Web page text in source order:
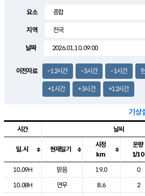
2.7m/s
요소
지역
날짜
이전자료 -12시간 -3시간 -1시간
+1시간 +3시간 +12시간
기상
도시별 기상실황표로 지점, 날씨, 기온, 강수
시간 날씨
일.시 현재일기
시정
km
운량
1/10
10.09H
맑음 19.0 0
10.08H
연무 8.6 2